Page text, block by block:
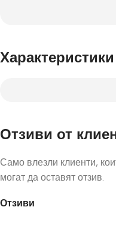
Характеристики
Отзиви от
Отзиви
Само влезли клиенти,
могат да оставят отзив.